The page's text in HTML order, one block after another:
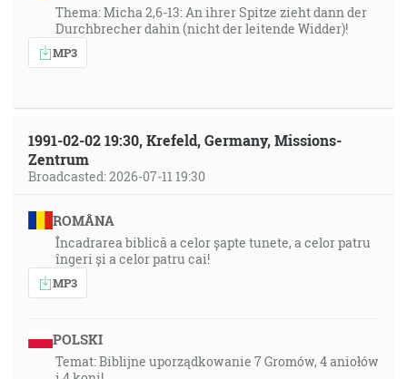
Thema: Micha 2,6-13: An ihrer Spitze zieht dann der
Durchbrecher dahin (nicht der leitende Widder)!
MP3
1991-02-02 19:30, Krefeld, Germany, Missions-
Zentrum
Broadcasted: 2026-07-11 19:30
ROMÂNA
Încadrarea biblică a celor șapte tunete, a celor patru
îngeri și a celor patru cai!
MP3
POLSKI
Temat: Biblijne uporządkowanie 7 Gromów, 4 aniołów